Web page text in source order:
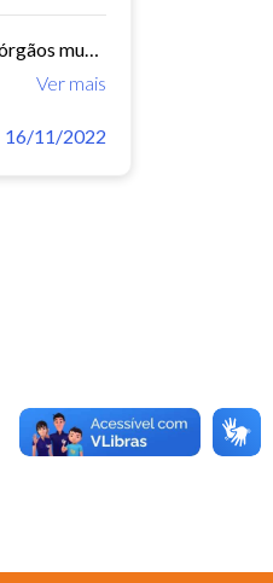
O Núcleo de Insalubridade tem como objetivo emitir pareceres técnicos coletivos de salubridade dos órgãos municipais e pareceres técnicos individuais dos servidores que postulem...
Ver mais
16/11/2022